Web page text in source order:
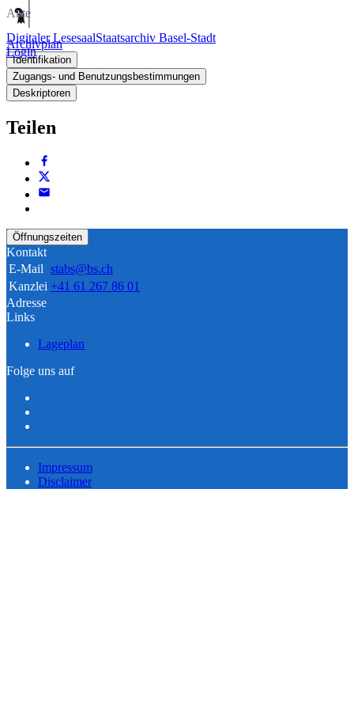
Digitaler LesesaalStaatsarchiv Basel-Stadt
Login
Akte
Archivplan
Identifikation
Zugangs- und Benutzungsbestimmungen
Deskriptoren
Teilen
Öffnungszeiten
Kontakt
E-Mail stabs@bs.ch
Kanzlei +41 61 267 86 01
Adresse
Links
Lageplan
Folge uns auf
Impressum
Disclaimer